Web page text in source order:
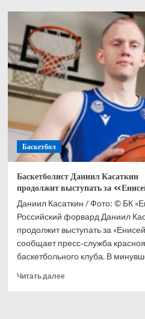
Zuffa
официально
анонсировала
турнир
в
Нью-
Йорке
Баскетбол
Баскетболист Даниил Касаткин
продолжит выступать за
Даниил Касаткин / Фото: © БК
Российский форвард Даниил
продолжит выступать за
сообщает пресс‑служба
баскетбольного клуба. В
Читать далееПрочитать